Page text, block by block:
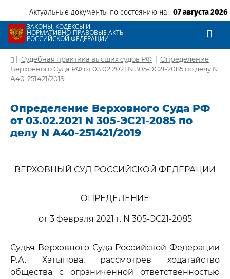
Актуальные документы по состоянию на: 07 августа 2026
ЗАКОНЫ, КОДЕКСЫ И
НОРМАТИВНО-ПРАВОВЫЕ АКТЫ
РОССИЙСКОЙ ФЕДЕРАЦИИ
| Судебная практика высших судов РФ | Определение
Верховного Суда РФ от 03.02.2021 N 305-ЭС21-2085 по делу N
А40-251421/2019
Определение Верховного Суда РФ
от 03.02.2021 N 305-ЭС21-2085 по
делу N А40-251421/2019
ВЕРХОВНЫЙ СУД РОССИЙСКОЙ ФЕДЕРАЦИИ
ОПРЕДЕЛЕНИЕ
от 3 февраля 2021 г. N 305-ЭС21-2085
Судья Верховного Суда Российской Федерации
Р.А. Хатыпова, рассмотрев ходатайство
общества с ограниченной ответственностью